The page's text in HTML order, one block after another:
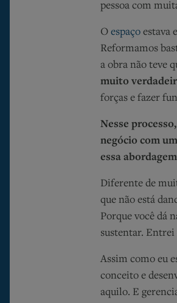
pessoa com
O espaço estava
Reformamos
a obra não teve
muito
forças e fazer
Nesse
negócio com
essa
Diferente de
que não está
Porque você dá
sustentar. Entrei
Assim como eu
conceito e
aquilo. E